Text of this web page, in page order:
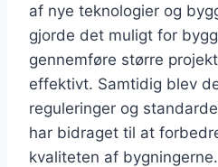
af nye teknologier og
gjorde det muligt for
gennemføre større
effektivt. Samtidig blev
reguleringer og
har bidraget til at
kvaliteten af bygningerne.